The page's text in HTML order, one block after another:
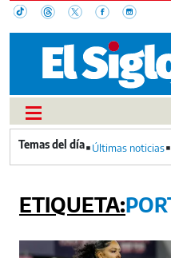
Últimas noticias